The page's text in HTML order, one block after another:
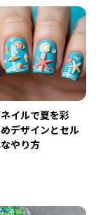
イルで夏を彩
デザインとセル
やり方